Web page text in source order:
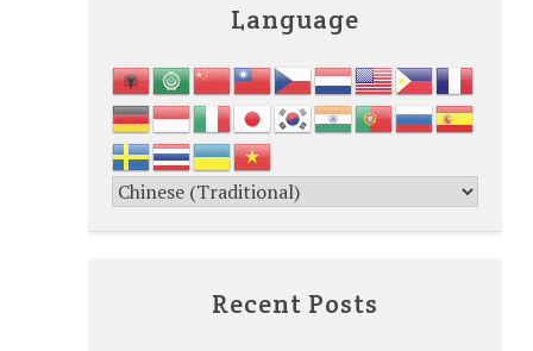
Language
Recent Posts